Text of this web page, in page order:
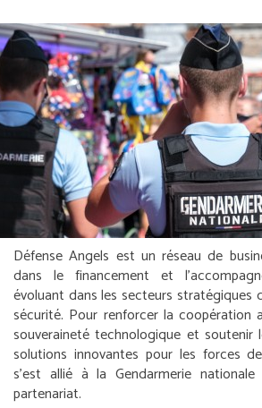
Défense Angels est un réseau de
dans le financement et
évoluant dans les secteurs stratégiques
sécurité. Pour renforcer la coopération
souveraineté technologique et soutenir
solutions innovantes pour les forces
s’est allié à la Gendarmerie
partenariat.